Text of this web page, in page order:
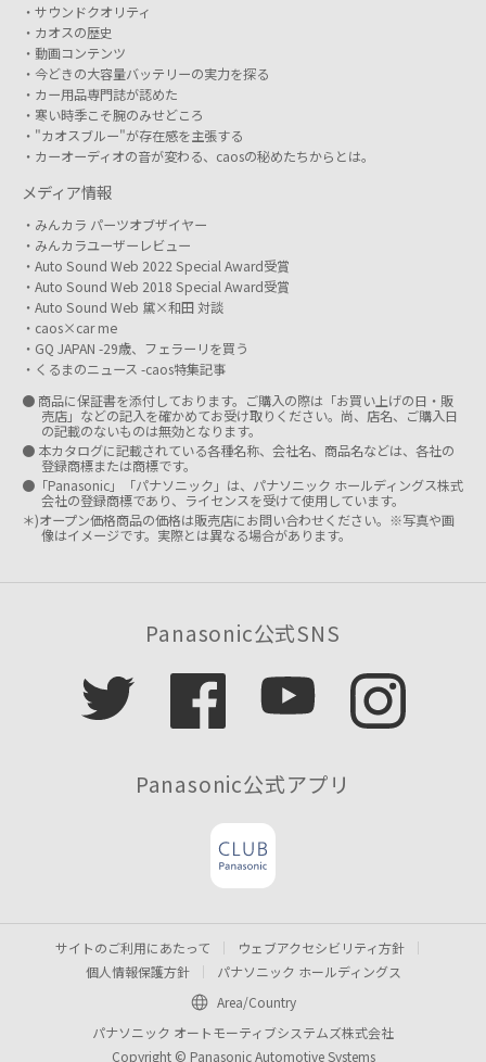
サウンドクオリティ
カオスの歴史
動画コンテンツ
今どきの大容量バッテリーの実力を探る
カー用品専門誌が認めた
寒い時季こそ腕のみせどころ
"カオスブルー"が存在感を主張する
カーオーディオの音が変わる、caosの秘めたちからとは。
メディア情報
みんカラ パーツオブザイヤー
みんカラユーザーレビュー
Auto Sound Web 2022 Special Award受賞
Auto Sound Web 2018 Special Award受賞
Auto Sound Web 黛×和田 対談
caos×car me
GQ JAPAN -29歳、フェラーリを買う
くるまのニュース -caos特集記事
● 商品に保証書を添付しております。ご購入の際は「お買い上げの日・販
売店」などの記入を確かめてお受け取りください。尚、店名、ご購入日
の記載のないものは無効となります。
● 本カタログに記載されている各種名称、会社名、商品名などは、各社の
登録商標または商標です。
●「Panasonic」「パナソニック」は、パナソニック ホールディングス株式
会社の登録商標であり、ライセンスを受けて使用しています。
＊)オープン価格商品の価格は販売店にお問い合わせください。※写真や画
像はイメージです。実際とは異なる場合があります。
Panasonic公式SNS
Panasonic公式アプリ
サイトのご利用にあたって
ウェブアクセシビリティ方針
個人情報保護方針
パナソニック ホールディングス
Area/Country
パナソニック オートモーティブシステムズ株式会社
Copyright © Panasonic Automotive Systems